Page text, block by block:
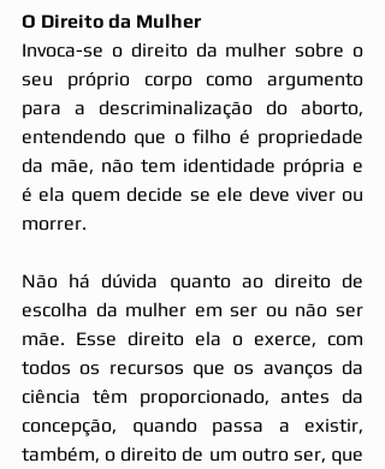
O Direito da Mulher
Invoca-se o direito da mulher sobre o
seu próprio corpo como argumento
para a descriminalização do aborto,
entendendo que o filho é propriedade
da mãe, não tem identidade própria e
é ela quem decide se ele deve viver ou
morrer.
Não há dúvida quanto ao direito de
escolha da mulher em ser ou não ser
mãe. Esse direito ela o exerce, com
todos os recursos que os avanços da
ciência têm proporcionado, antes da
concepção, quando passa a existir,
também, o direito de um outro ser, que